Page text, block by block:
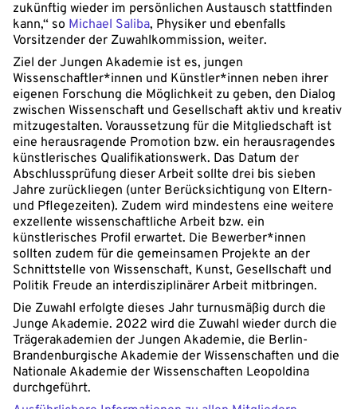
zukünftig wieder im persönlichen Austausch stattfinden
kann,“ so Michael Saliba, Physiker und ebenfalls
Vorsitzender der Zuwahlkommission, weiter.
Ziel der Jungen Akademie ist es, jungen
Wissenschaftler*innen und Künstler*innen neben ihrer
eigenen Forschung die Möglichkeit zu geben, den Dialog
zwischen Wissenschaft und Gesellschaft aktiv und kreativ
mitzugestalten. Voraussetzung für die Mitgliedschaft ist
eine herausragende Promotion bzw. ein herausragendes
künstlerisches Qualifikationswerk. Das Datum der
Abschlussprüfung dieser Arbeit sollte drei bis sieben
Jahre zurückliegen (unter Berücksichtigung von Eltern-
und Pflegezeiten). Zudem wird mindestens eine weitere
exzellente wissenschaftliche Arbeit bzw. ein
künstlerisches Profil erwartet. Die Bewerber*innen
sollten zudem für die gemeinsamen Projekte an der
Schnittstelle von Wissenschaft, Kunst, Gesellschaft und
Politik Freude an interdisziplinärer Arbeit mitbringen.
Die Zuwahl erfolgte dieses Jahr turnusmäßig durch die
Junge Akademie. 2022 wird die Zuwahl wieder durch die
Trägerakademien der Jungen Akademie, die Berlin-
Brandenburgische Akademie der Wissenschaften und die
Nationale Akademie der Wissenschaften Leopoldina
durchgeführt.